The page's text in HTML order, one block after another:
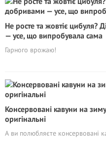
Не росте та жовтіє
— усе, що випробувала сама
Гарного врожаю!
Консервовані кавуни на
оригінальні
А ви полюбляєте консервовані